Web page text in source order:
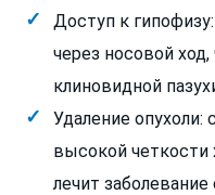
Доступ к
через носовой
клиновидной
Удаление
высокой четкости
лечит